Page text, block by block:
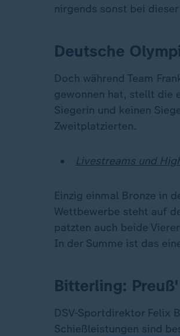
nirgends sonst bei
Deutsche
Doch während Team
gewonnen hat, stellt die
Siegerin und keinen
Zweitplatzierten.
Livestreams und
Einzig einmal Bronze in
Wettbewerbe steht auf
patzten auch beide
In der Summe ist das
Bitterling:
DSV-Sportdirektor Felix
Schießleistungen sind